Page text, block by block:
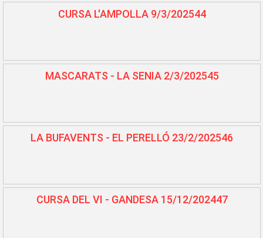
CURSA L'AMPOLLA 9/3/202544
MASCARATS - LA SENIA 2/3/202545
LA BUFAVENTS - EL PERELLÓ 23/2/202546
CURSA DEL VI - GANDESA 15/12/202447